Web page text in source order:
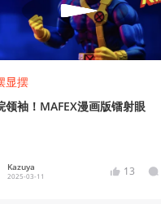
显摆
领袖！MAFEX漫画版镭射眼
Kazuya
2025-03-11 13